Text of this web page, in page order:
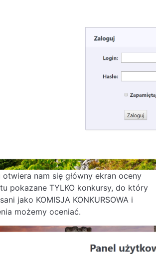
nam się główny ekran oceny
pokazane TYLKO konkursy, do który
jako KOMISJA KONKURSOWA i
możemy oceniać.